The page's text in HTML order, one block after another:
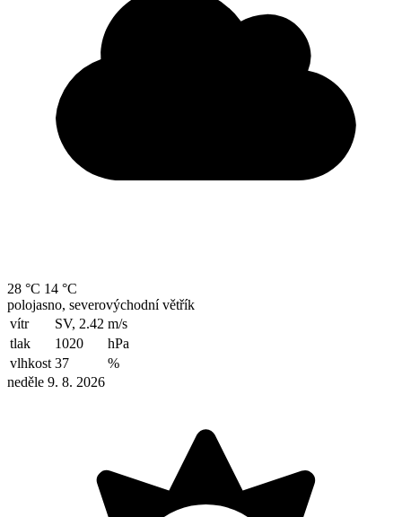
28 °C 14 °C
polojasno, severovýchodní větřík
vítr
SV, 2.42 m/s
tlak
1020
hPa
vlhkost 37
%
neděle 9. 8. 2026